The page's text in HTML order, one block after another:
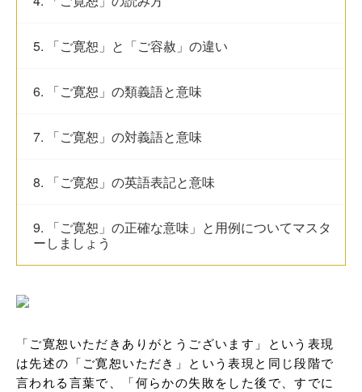
5. 「ご寛恕」と「ご容赦」の違い
6. 「ご寛恕」の類義語と意味
7. 「ご寛恕」の対義語と意味
8. 「ご寛恕」の英語表記と意味
9. 「ご寛恕」の正確な意味」と用例についてマスタ
ーしましょう
「ご寛恕いただきありがとうございます」という表現
は先述の「ご寛恕いただき」という表現と同じ段階で
言われる言葉で、「何らかの失敗をした後で、すでに